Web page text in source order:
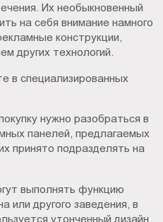
Их необыкновенный
на себя внимание намного
конструкции,
других технологий.
в специализированных
нужно разобраться в
панелей, предлагаемых
принято подразделять на
выполнять функцию
или другого заведения, в
утонченный дизайн.